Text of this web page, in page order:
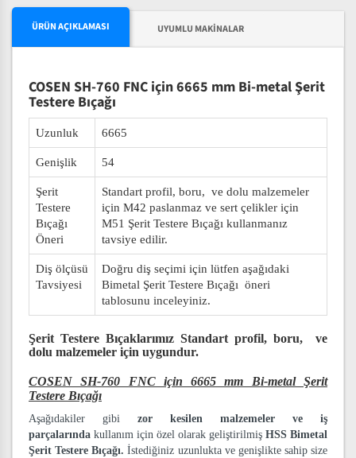
ÜRÜN AÇIKLAMASI UYUMLU MAKINALAR
COSEN SH-760 FNC için 6665 mm Bi-metal Şerit
Testere Bıçağı
Uzunluk 6665
Genişlik 54
Şerit
Testere
Bıçağı
Öneri
Standart profil, boru, ve dolu malzemeler
için M42 paslanmaz ve sert çelikler için
M51 Şerit Testere Bıçağı kullanmanız
tavsiye edilir.
Diş ölçüsü
Tavsiyesi
Doğru diş seçimi için lütfen aşağıdaki
Bimetal Şerit Testere Bıçağı öneri
tablosunu inceleyiniz.
Şerit Testere Bıçaklarımız Standart profil, boru, ve
dolu malzemeler için uygundur.
COSEN SH-760 FNC için 6665 mm Bi-metal Şerit
Testere Bıçağı
Aşağıdakiler gibi zor kesilen malzemeler ve iş
parçalarında kullanım için özel olarak geliştirilmiş HSS Bimetal
Şerit Testere Bıçağı.İstediğiniz uzunlukta ve genişlikte sahip size